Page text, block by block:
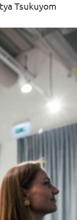
Tsukuyom